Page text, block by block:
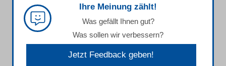
Ihre Meinung zählt!
Was gefällt Ihnen gut?
Was sollen wir verbessern?
Jetzt Feedback geben!